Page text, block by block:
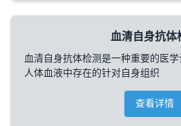
血清自身抗体
血清自身抗体检测是一种重要的医
人体血液中存在的针对自身组织
查看详情